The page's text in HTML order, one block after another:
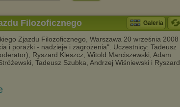
Filozoficznego Galeria
Zjazdu Filozoficznego, Warszawa 20 września 2008
i porażki - nadzieje i zagrożenia". Uczestnicy: Tadeusz
Ryszard Kleszcz, Witold Marciszewski, Adam
Tadeusz Szubka, Andrzej Wiśniewski i Ryszard